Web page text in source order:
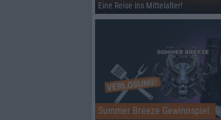
Eine Reise ins Mittelalter!
Summer Breeze Gewinnspiel